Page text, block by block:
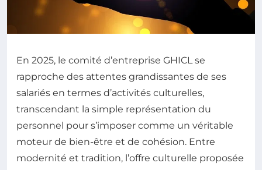
En 2025, le comité d’entreprise GHICL se
rapproche des attentes grandissantes de ses
salariés en termes d’activités culturelles,
transcendant la simple représentation du
personnel pour s’imposer comme un véritable
moteur de bien-être et de cohésion. Entre
modernité et tradition, l’offre culturelle proposée